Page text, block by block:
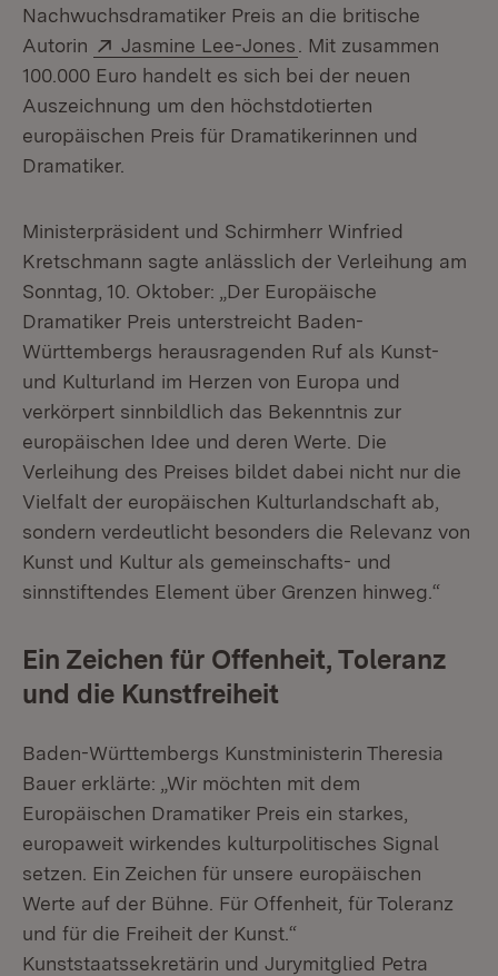
Nachwuchsdramatiker Preis an die britische
Autorin
Extern:
Jasmine Lee-Jones (Öffnet in neuem
. Mit zusammen
100.000 Euro handelt es sich bei der neuen
Auszeichnung um den höchstdotierten
europäischen Preis für Dramatikerinnen und
Dramatiker.
Ministerpräsident und Schirmherr Winfried
Kretschmann sagte anlässlich der Verleihung am
Sonntag, 10. Oktober: „Der Europäische
Dramatiker Preis unterstreicht Baden-
Württembergs herausragenden Ruf als Kunst-
und Kulturland im Herzen von Europa und
verkörpert sinnbildlich das Bekenntnis zur
europäischen Idee und deren Werte. Die
Verleihung des Preises bildet dabei nicht nur die
Vielfalt der europäischen Kulturlandschaft ab,
sondern verdeutlicht besonders die Relevanz von
Kunst und Kultur als gemeinschafts- und
sinnstiftendes Element über Grenzen hinweg.“
Ein Zeichen für Offenheit, Toleranz
und die Kunstfreiheit
Baden-Württembergs Kunstministerin Theresia
Bauer erklärte: „Wir möchten mit dem
Europäischen Dramatiker Preis ein starkes,
europaweit wirkendes kulturpolitisches Signal
setzen. Ein Zeichen für unsere europäischen
Werte auf der Bühne. Für Offenheit, für Toleranz
und für die Freiheit der Kunst.“
Kunststaatssekretärin und Jurymitglied Petra